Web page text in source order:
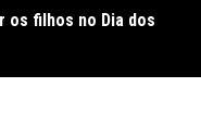
os filhos no Dia dos